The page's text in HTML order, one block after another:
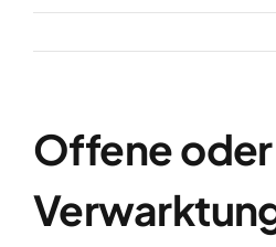
Offene